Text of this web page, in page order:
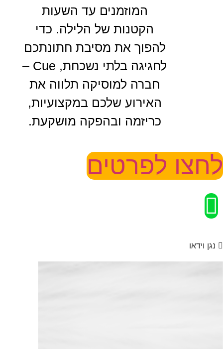
המוזמנים עד השעות
הקטנות של הלילה. כדי
להפוך את מסיבת חתונתכם
לחגיגה בלתי נשכחת, Cue –
חברה למוסיקה תלווה את
האירוע שלכם במקצועיות,
כריזמה ובהפקה מושקעת.
לחצו לפרטים
נגן וידאו